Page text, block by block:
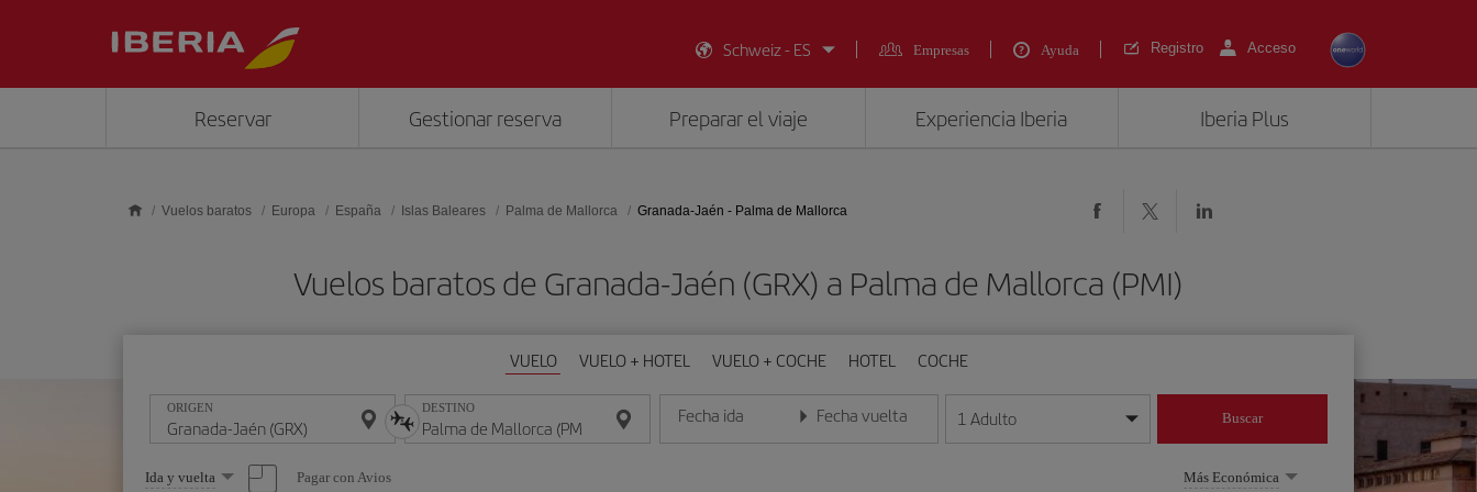
Schweiz - ES
Empresas Ayuda Registro Acceso
Reservar Gestionar reserva Preparar el viaje Experiencia Iberia Iberia Plus
Vuelos baratos Europa España Islas Baleares Palma de Mallorca Granada-Jaén - Palma de Mallorca
Vuelos baratos de Granada-Jaén (GRX) a Palma de Mallorca (PMI)
VUELO VUELO + HOTEL VUELO + COCHE HOTEL COCHE
ORIGEN DESTINO Fecha ida
Introduce la fecha en formato día/mes/año
Fecha vuelta
Introduce la fecha en formato día/mes/año
1 Adulto Buscar
Seleccione
Ida y vuelta Pagar con Avios Más Económica